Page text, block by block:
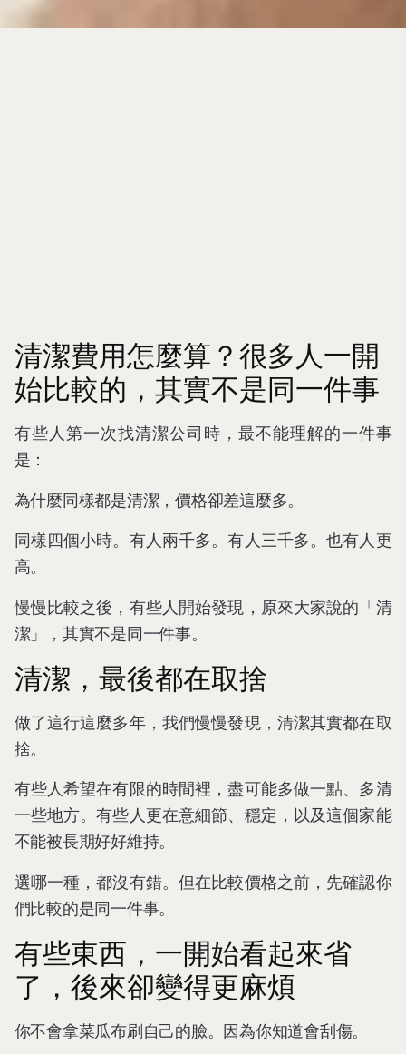
清潔費用怎麼算？很多人一開
始比較的，其實不是同一件事
有些人第一次找清潔公司時，最不能理解的一件事
是：
為什麼同樣都是清潔，價格卻差這麼多。
同樣四個小時。有人兩千多。有人三千多。也有人更
高。
慢慢比較之後，有些人開始發現，原來大家說的「清
潔」，其實不是同一件事。
清潔，最後都在取捨
做了這行這麼多年，我們慢慢發現，清潔其實都在取
捨。
有些人希望在有限的時間裡，盡可能多做一點、多清
一些地方。有些人更在意細節、穩定，以及這個家能
不能被長期好好維持。
選哪一種，都沒有錯。但在比較價格之前，先確認你
們比較的是同一件事。
有些東西，一開始看起來省
了，後來卻變得更麻煩
你不會拿菜瓜布刷自己的臉。因為你知道會刮傷。